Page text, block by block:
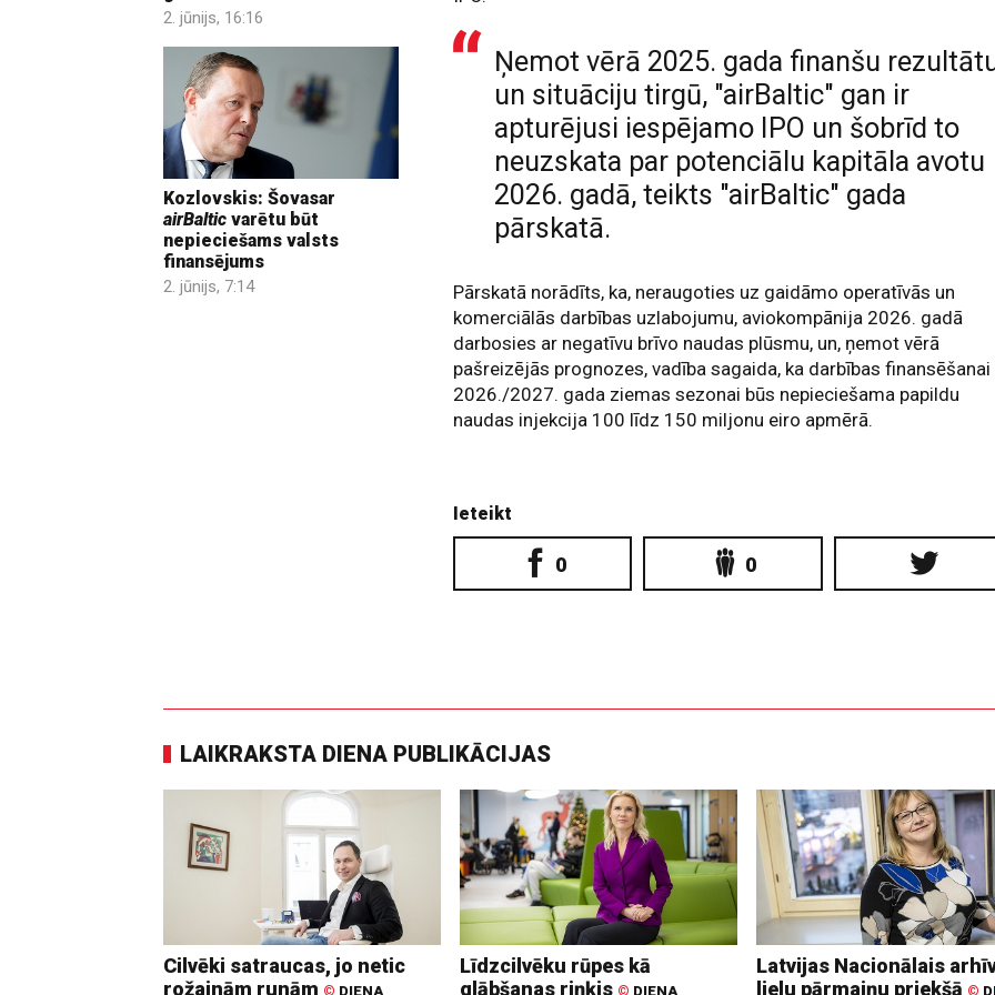
2. jūnijs, 16:16
Kozlovskis: Šovasar
airBaltic varētu būt
nepieciešams valsts
finansējums
2. jūnijs, 7:14
Ņemot vērā 2025. gada finanšu
un situāciju tirgū, "airBaltic" gan ir
apturējusi iespējamo IPO un šobrīd to
neuzskata par potenciālu kapitāla avotu
2026. gadā, teikts "airBaltic" gada
pārskatā.
Pārskatā norādīts, ka, neraugoties uz gaidāmo operatīvās un
komerciālās darbības uzlabojumu, aviokompānija 2026. gadā
darbosies ar negatīvu brīvo naudas plūsmu, un, ņemot vērā
pašreizējās prognozes, vadība sagaida, ka darbības finansēšanai
2026./2027. gada ziemas sezonai būs nepieciešama papildu
naudas injekcija 100 līdz 150 miljonu eiro apmērā.
Ieteikt
0 0
LAIKRAKSTA DIENA PUBLIKĀCIJAS
Cilvēki satraucas, jo netic
rožainām runām © DIENA
Līdzcilvēku rūpes kā
glābšanas riņķis © DIENA
Latvijas Nacionālais
lielu pārmaiņu priekšā ©